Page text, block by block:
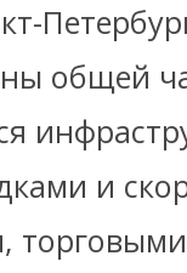
общей
и